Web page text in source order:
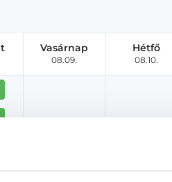
Vasárnap
08.09.
Hétfő
08.10.